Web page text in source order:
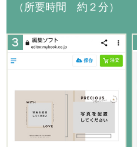
（所要時間 約２分）